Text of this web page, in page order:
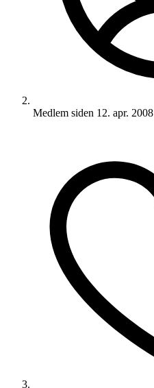
Medlem siden 12. apr. 2008